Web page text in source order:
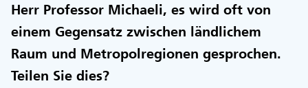
Herr Professor Michaeli, es wird oft von
einem Gegensatz zwischen ländlichem
Raum und Metropolregionen gesprochen.
Teilen Sie dies?